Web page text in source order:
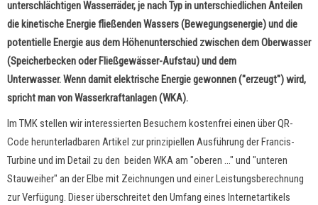
unterschlächtigen Wasserräder, je nach Typ in unterschiedlichen Anteilen
die kinetische Energie fließenden Wassers (Bewegungsenergie) und die
potentielle Energie aus dem Höhenunterschied zwischen dem Oberwasser
(Speicherbecken oder Fließgewässer-Aufstau) und dem
Unterwasser. Wenn damit elektrische Energie gewonnen ("erzeugt") wird,
spricht man von Wasserkraftanlagen (WKA).
Im TMK stellen wir interessierten Besuchern kostenfrei einen über QR-
Code herunterladbaren Artikel zur prinzipiellen Ausführung der Francis-
Turbine und im Detail zu den beiden WKA am "oberen ..." und "unteren
Stauweiher" an der Elbe mit Zeichnungen und einer Leistungsberechnung
zur Verfügung. Dieser überschreitet den Umfang eines Internetartikels